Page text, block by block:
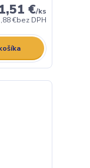
€/ks
€bez DPH